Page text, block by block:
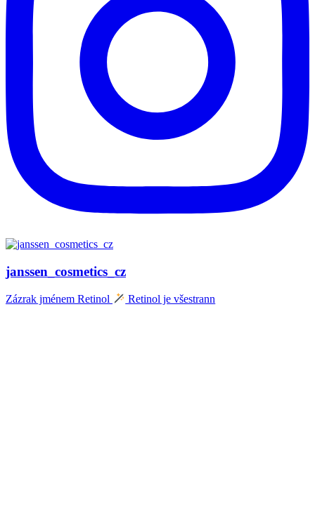
janssen_cosmetics_cz
Zázrak jménem Retinol Retinol je všestrann